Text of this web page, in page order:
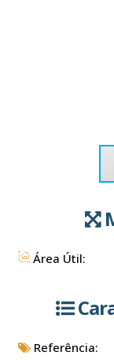
Área Útil:
Referência: